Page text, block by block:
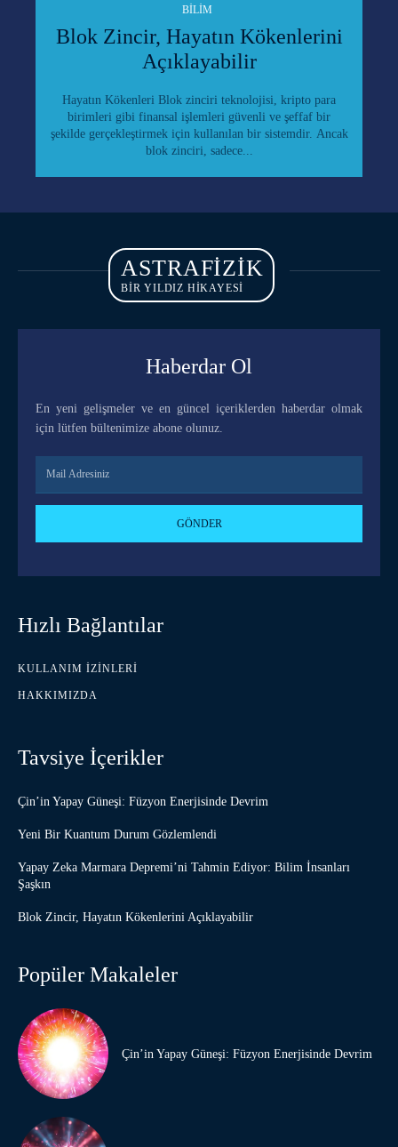
BILIM
Blok Zincir, Hayatın Kökenlerini
Açıklayabilir
Hayatın Kökenleri Blok zinciri teknolojisi, kripto para
birimleri gibi finansal işlemleri güvenli ve şeffaf bir
şekilde gerçekleştirmek için kullanılan bir sistemdir. Ancak
blok zinciri, sadece...
ASTRAFIZIK
BİR YILDIZ HİKAYESİ
Haberdar Ol
En yeni gelişmeler ve en güncel içeriklerden haberdar olmak
için lütfen bültenimize abone olunuz.
GÖNDER
Hızlı Bağlantılar
KULLANIM İZINLERI
HAKKIMIZDA
Tavsiye İçerikler
Çin’in Yapay Güneşi: Füzyon Enerjisinde Devrim
Yeni Bir Kuantum Durum Gözlemlendi
Yapay Zeka Marmara Depremi’ni Tahmin Ediyor: Bilim İnsanları
Şaşkın
Blok Zincir, Hayatın Kökenlerini Açıklayabilir
Popüler Makaleler
Çin’in Yapay Güneşi: Füzyon Enerjisinde Devrim